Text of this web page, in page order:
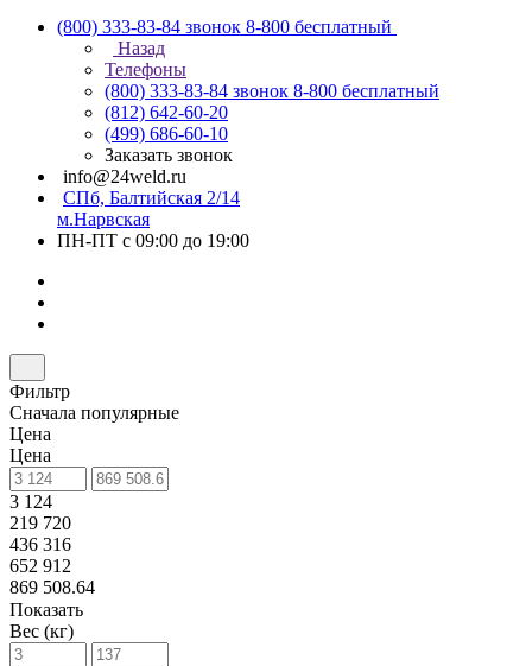
(800) 333-83-84 звонок 8-800 бесплатный
Назад
Телефоны
(800) 333-83-84 звонок 8-800 бесплатный
(812) 642-60-20
(499) 686-60-10
Заказать звонок
info@24weld.ru
СПб, Балтийская 2/14
м.Нарвская
ПН-ПТ с 09:00 до 19:00
Фильтр
Сначала популярные
Цена
Цена
3 124
219 720
436 316
652 912
869 508.64
Показать
Вес (кг)